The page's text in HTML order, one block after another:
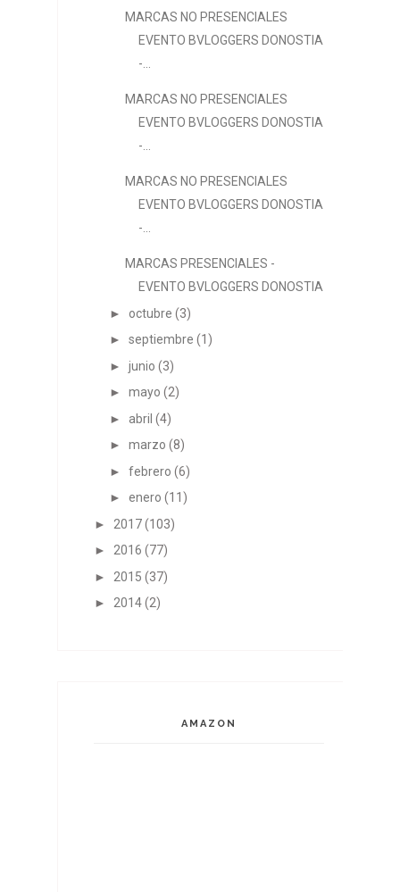
MARCAS NO PRESENCIALES
EVENTO BVLOGGERS DONOSTIA
-...
MARCAS NO PRESENCIALES
EVENTO BVLOGGERS DONOSTIA
-...
MARCAS NO PRESENCIALES
EVENTO BVLOGGERS DONOSTIA
-...
MARCAS PRESENCIALES -
EVENTO BVLOGGERS DONOSTIA
► octubre (3)
► septiembre (1)
► junio (3)
► mayo (2)
► abril (4)
► marzo (8)
► febrero (6)
► enero (11)
► 2017(103)
► 2016 (77)
► 2015 (37)
► 2014(2)
AMAZON